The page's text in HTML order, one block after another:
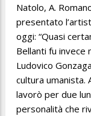
Natolo, A.
presentato
oggi: “Quasi
Bellanti fu invece
Ludovico
cultura umanista.
lavorò per due
personalità che